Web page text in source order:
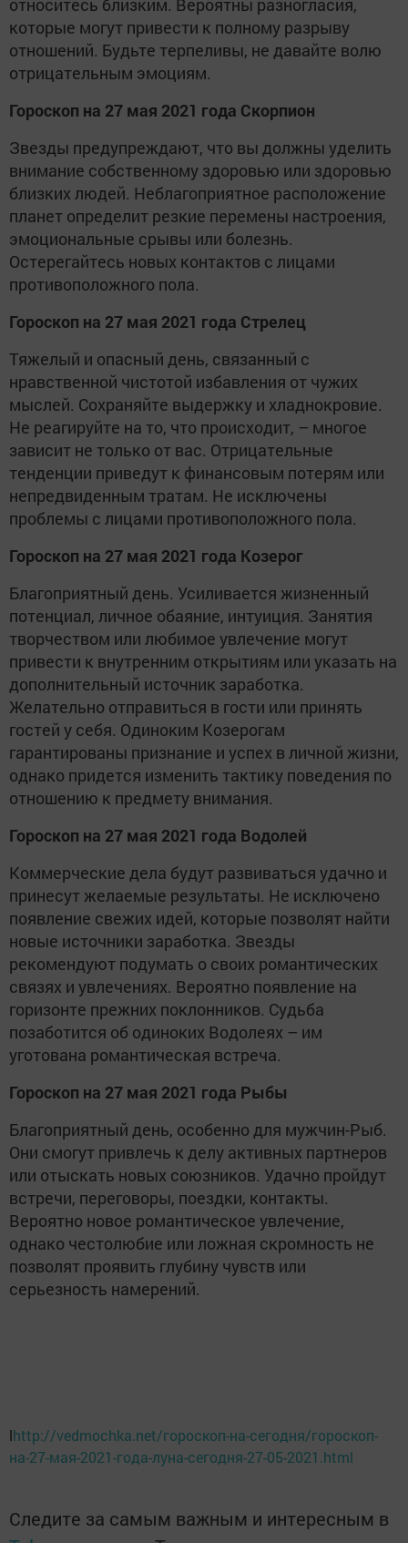
относитесь близким. Вероятны разногласия,
которые могут привести к полному разрыву
отношений. Будьте терпеливы, не давайте волю
отрицательным эмоциям.
Гороскоп на 27 мая 2021 года Скорпион
Звезды предупреждают, что вы должны уделить
внимание собственному здоровью или здоровью
близких людей. Неблагоприятное расположение
планет определит резкие перемены настроения,
эмоциональные срывы или болезнь.
Остерегайтесь новых контактов с лицами
противоположного пола.
Гороскоп на 27 мая 2021 года Стрелец
Тяжелый и опасный день, связанный с
нравственной чистотой избавления от чужих
мыслей. Сохраняйте выдержку и хладнокровие.
Не реагируйте на то, что происходит, – многое
зависит не только от вас. Отрицательные
тенденции приведут к финансовым потерям или
непредвиденным тратам. Не исключены
проблемы с лицами противоположного пола.
Гороскоп на 27 мая 2021 года Козерог
Благоприятный день. Усиливается жизненный
потенциал, личное обаяние, интуиция. Занятия
творчеством или любимое увлечение могут
привести к внутренним открытиям или указать на
дополнительный источник заработка.
Желательно отправиться в гости или принять
гостей у себя. Одиноким Козерогам
гарантированы признание и успех в личной жизни,
однако придется изменить тактику поведения по
отношению к предмету внимания.
Гороскоп на 27 мая 2021 года Водолей
Коммерческие дела будут развиваться удачно и
принесут желаемые результаты. Не исключено
появление свежих идей, которые позволят найти
новые источники заработка. Звезды
рекомендуют подумать о своих романтических
связях и увлечениях. Вероятно появление на
горизонте прежних поклонников. Судьба
позаботится об одиноких Водолеях – им
уготована романтическая встреча.
Гороскоп на 27 мая 2021 года Рыбы
Благоприятный день, особенно для мужчин-Рыб.
Они смогут привлечь к делу активных партнеров
или отыскать новых союзников. Удачно пройдут
встречи, переговоры, поездки, контакты.
Вероятно новое романтическое увлечение,
однако честолюбие или ложная скромность не
позволят проявить глубину чувств или
серьезность намерений.
lhttp://vedmochka.net/гороскоп-на-сегодня/гороскоп-
на-27-мая-2021-года-луна-сегодня-27-05-2021.html
Следите за самым важным и интересным в